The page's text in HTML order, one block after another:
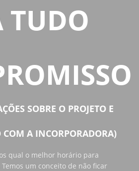
TUDO
SOBRE O PROJETO E
COM A INCORPORADORA)
qual o melhor horário para
um conceito de não ficar